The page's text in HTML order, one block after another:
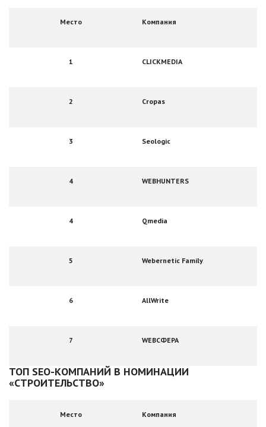
Место Компания
1 CLICKMEDIA
2 Cropas
3 Seologic
4 WEBHUNTERS
4 Qmedia
5 Webernetic Family
6 AllWrite
7 WEBСФЕРА
ТОП SEО-КОМПАНИЙ В НОМИНАЦИИ
«СТРОИТЕЛЬСТВО»
Место Компания